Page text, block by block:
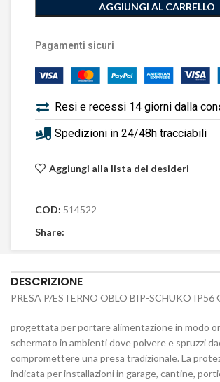
AGGIUNGI AL CARRELLO
Pagamenti sicuri
Resi e recessi 14 giorni dalla
Spedizioni in 24/48h tracciabili
Aggiungi alla lista dei desideri
COD: 514522
Share:
DESCRIZIONE
PRESA P/ESTERNO OBLO BIP-SCHUKO IP56
progettata per portare alimentazione in modo
schermato in ambienti dove polvere e spruzzi
compromettere una presa tradizionale. La
indicata per installazioni in garage, cantine,